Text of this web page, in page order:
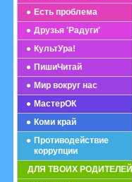
Есть проблема
Друзья 'Радуги'
КультУра!
ПишиЧитай
Мир вокруг нас
МастерОК
Коми край
Противодействие
коррупции
ДЛЯ ТВОИХ РОДИТЕЛЕЙ